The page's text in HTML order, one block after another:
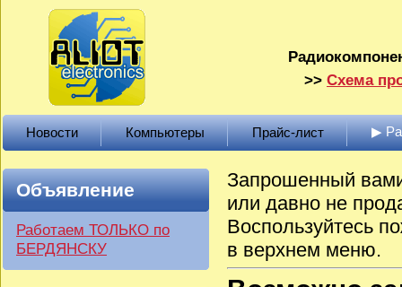
>> Схема
Новости Компьютеры Прайс-лист ▶
Объявление
Работаем ТОЛЬКО по
БЕРДЯНСКУ
Запрошенный
или давно не
Воспользуйтесь
в верхнем меню.